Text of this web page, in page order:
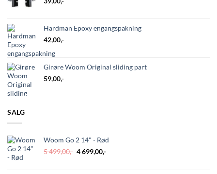
Hardman Epoxy engangspakning
42,00,-
Girøre Woom Original sliding part
59,00,-
SALG
Woom Go 2 14" - Rød
5 499,00,- Opprinnelig
4 699,00,-Nåværende